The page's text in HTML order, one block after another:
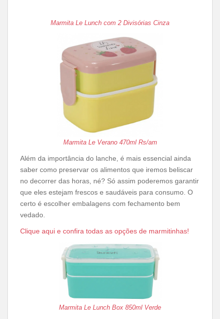
Marmita Le Lunch com 2 Divisórias Cinza
Marmita Le Verano 470ml Rs/am
Além da importância do lanche, é mais essencial ainda
saber como preservar os alimentos que iremos beliscar
no decorrer das horas, né? Só assim poderemos garantir
que eles estejam frescos e saudáveis para consumo. O
certo é escolher embalagens com fechamento bem
vedado.
Clique aqui e confira todas as opções de marmitinhas!
Marmita Le Lunch Box 850ml Verde